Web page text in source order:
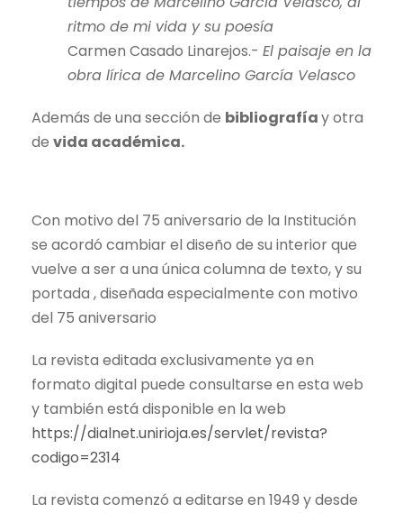
ritmo de mi vida y su poesía
Carmen Casado Linarejos.- El paisaje en la
obra lírica de Marcelino García Velasco
Además de una sección de bibliografíay otra
de vida académica.
Con motivo del 75 aniversario de la Institución
se acordó cambiar el diseño de su interior que
vuelve a ser a una única columna de texto, y su
portada , diseñada especialmente con motivo
del 75 aniversario
La revista editada exclusivamente ya en
formato digital puede consultarse en esta web
y también está disponible en la web
https://dialnet.unirioja.es/servlet/revista?
codigo=2314
La revista comenzó a editarse en 1949 y desde